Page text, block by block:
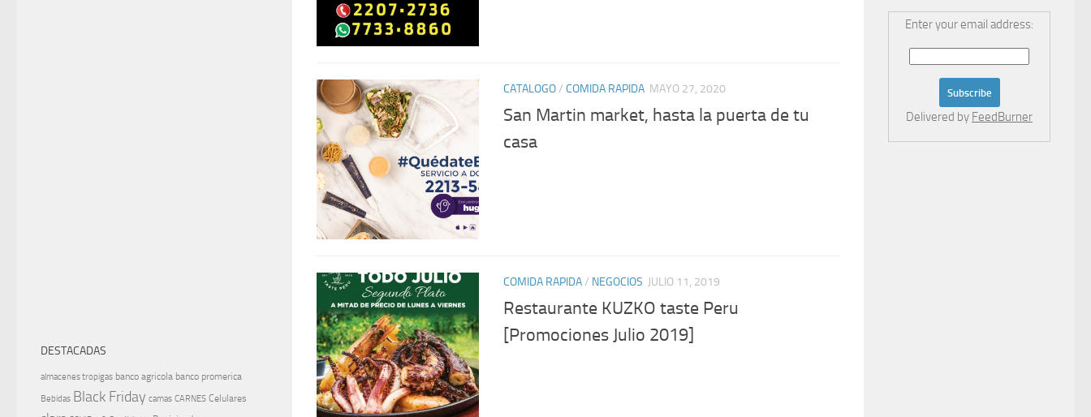
CATALOGO/ COMIDA RAPIDA MAYO 27, 2020
San Martin market, hasta la puerta de tu
casa
COMIDA RAPIDA/ NEGOCIOS JULIO 11, 2019
Restaurante KUZKO taste Peru
[Promociones Julio 2019]
DESTACADAS
almacenes tropigas banco agricola banco promerica
Bebidas Black Friday camas CARNES Celulares
Enter your email address:
Delivered by FeedBurner